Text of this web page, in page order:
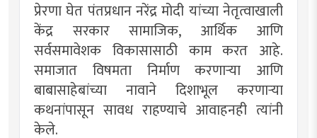
प्रेरणा घेत पंतप्रधान नरेंद्र मोदी यांच्या नेतृत्वाखाली
केंद्र सरकार सामाजिक, आर्थिक आणि
सर्वसमावेशक विकासासाठी काम करत आहे.
समाजात विषमता निर्माण करणाऱ्या आणि
बाबासाहेबांच्या नावाने दिशाभूल करणाऱ्या
कथनांपासून सावध राहण्याचे आवाहनही त्यांनी
केले.